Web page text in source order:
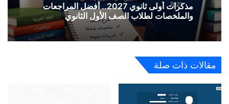
مذكرات أولى ثانوي 2027.. أفضل المراجعات
والملخصات لطلاب الصف الأول الثانوي
مقالات ذات صلة